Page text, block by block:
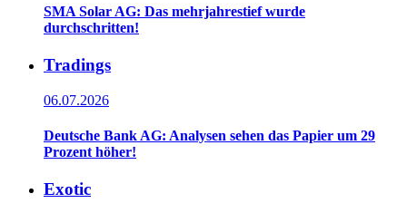
SMA Solar AG: Das mehrjahrestief wurde
durchschritten!
Tradings
06.07.2026
Deutsche Bank AG: Analysen sehen das Papier um 29
Prozent höher!
Exotic